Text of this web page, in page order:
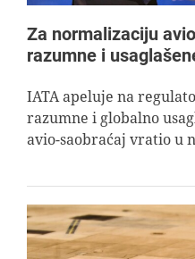
Za normalizaciju
razumne i
IATA apeluje na
razumne i globalno
avio-saobraćaj vratio u